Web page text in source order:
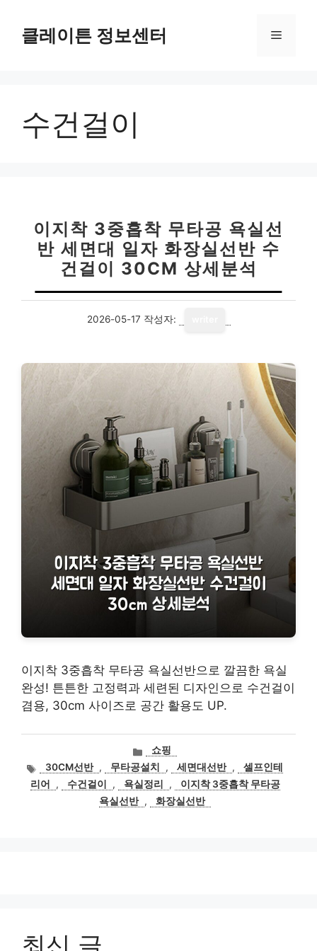
클레이튼 정보센터 메
수건걸이
이지착 3중흡착 무타공 욕실선
반 세면대 일자 화장실선반 수
건걸이 30CM 상세분석
2026-05-17 작성자:
이지착 3중흡착 무타공 욕실선반으로 깔끔한 욕실
완성! 튼튼한 고정력과 세련된 디자인으로 수건걸이
겸용, 30cm 사이즈로 공간 활용도 UP.
카
테
고
리
쇼핑
태
그
30CM선반 , 무타공설치 , 세면대선반 ,
셀프인테
리어
, 수건걸이 , 욕실정리 ,
이지착 3중흡착 무타공
욕실선반 , 화장실선반
최신 글